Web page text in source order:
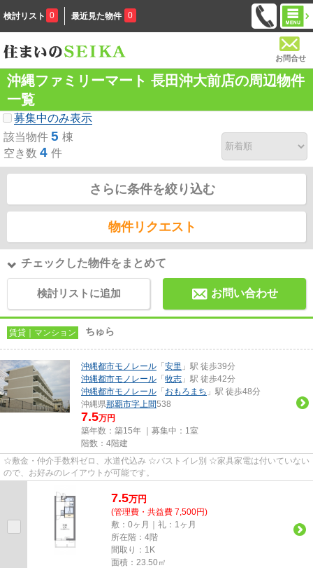
検討リスト 0 最近見た物件 0
お問合せ
沖縄ファミリーマート 長田沖大前店の周辺物件
一覧
募集中のみ表示
該当物件 5 棟
空き数 4 件
さらに条件を絞り込む
物件リクエスト
チェックした物件をまとめて
検討リストに追加 お問い合わせ
賃貸｜マンション ちゅら
沖縄都市モノレール 「 安里 」駅 徒歩39分
沖縄都市モノレール 「 牧志 」駅 徒歩42分
沖縄都市モノレール 「 おもろまち 」駅 徒歩48分
沖縄県那覇市字上間538
7.5万円
築年数：築15年 ｜募集中： 1室
階数：4階建
☆敷金・仲介手数料ゼロ、水道代込み ☆バストイレ別 ☆家具家電は付いていない
ので、お好みのレイアウトが可能です。
7.5万円
(管理費・共益費 7,500円)
敷：0ヶ月｜礼：1ヶ月
所在階：4階
間取り：1K
面積：23.50㎡